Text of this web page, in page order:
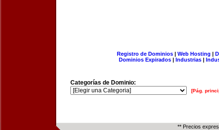
Registro de Dominios| Web Hosting |
Dominios Expirados | Industrias |
Categorías de Dominio:
[Pág.
** Precios